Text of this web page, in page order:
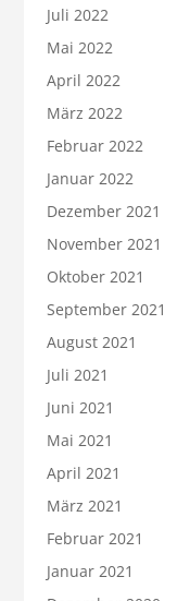
Juli 2022
Mai 2022
April 2022
März 2022
Februar 2022
Januar 2022
Dezember 2021
November 2021
Oktober 2021
September 2021
August 2021
Juli 2021
Juni 2021
Mai 2021
April 2021
März 2021
Februar 2021
Januar 2021